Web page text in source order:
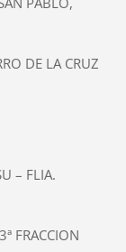
LA CRUZ